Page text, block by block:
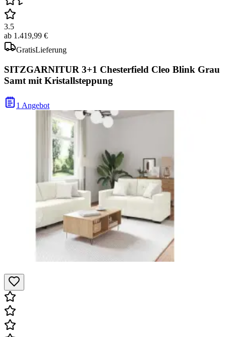
3.5
ab 1.419,99 €
GratisLieferung
SITZGARNITUR 3+1 Chesterfield Cleo Blink Grau
Samt mit Kristallsteppung
1 Angebot